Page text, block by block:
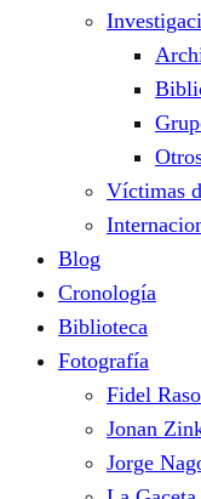
Víctimas
Blog
Cronología
Biblioteca
Fotografía
Fidel Raso
Jonan
Jorge